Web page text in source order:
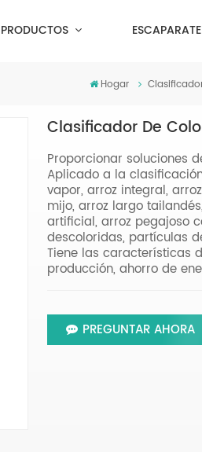
PRODUCTOS ESCAPARATE
Hogar
Clasificador De
Proporcionar soluciones
Aplicado a la
vapor, arroz integral,
mijo, arroz largo
artificial, arroz pegajoso
descoloridas, partículas
Tiene las características
producción, ahorro de
PREGUNTAR AHORA